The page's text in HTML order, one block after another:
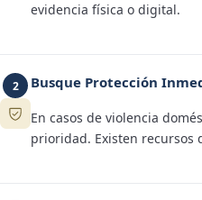
evidencia física o digital.
2 Busque Protección
En casos de violencia
prioridad. Existen recursos